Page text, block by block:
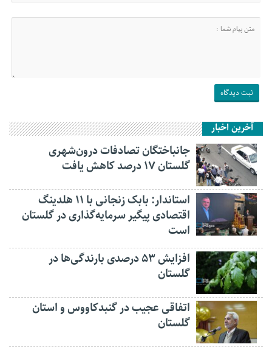
آخرین اخبار
جانباختگان تصادفات درون‌شهری
گلستان ۱۷ درصد کاهش یافت
استاندار: بابک زنجانی با ۱۱ هلدینگ
اقتصادی پیگیر سرمایه‌گذاری در گلستان
است
افزایش ۵۳ درصدی بارندگی‌ها در
گلستان
اتفاقی عجیب در‌ گنبدکاووس و استان
گلستان